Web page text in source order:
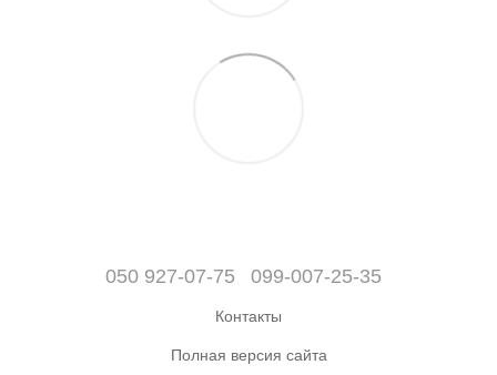
050 927-07-75 099-007-25-35
Контакты
Полная версия сайта